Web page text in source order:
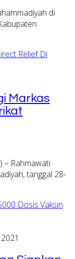
di
Markas
– Rahmawati
tanggal 28-